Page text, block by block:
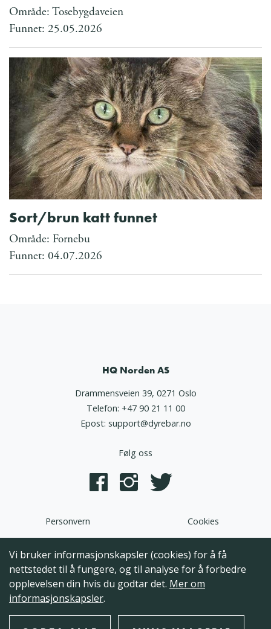
Område: Tosebygdaveien
Funnet: 25.05.2026
Sort/brun katt funnet
Område: Fornebu
Funnet: 04.07.2026
HQ Norden AS
Drammensveien 39, 0271 Oslo
Telefon: +47 90 21 11 00
Epost: support@dyrebar.no
Følg oss
Personvern Cookies
Dyrebar.no er en del av HQ Norden AS. Programvaren,
brukergrensesnittet og alt innhold på denne hjemmesiden er
opphavsrettslig beskyttet og tilhørende HQ Norden AS. Hele
eller deler av innholdet kan ikke kopieres, reproduseres eller på
godkjennelse fra HQ Norden AS.
Vi bruker informasjonskapsler (cookies) for å få
nettstedet til å fungere, og til analyse for å forbedre
opplevelsen din hvis du godtar det. Mer om
informasjonskapsler.